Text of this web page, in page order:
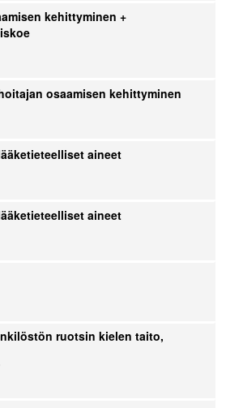
kehittyminen +
osaamisen kehittyminen
aineet
aineet
ruotsin kielen taito,